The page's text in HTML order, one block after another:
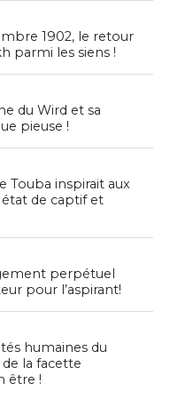
1902, le retour
parmi les siens !
du Wird et sa
pieuse !
Touba inspirait aux
de captif et
perpétuel
pour l’aspirant!
humaines du
la facette
être !